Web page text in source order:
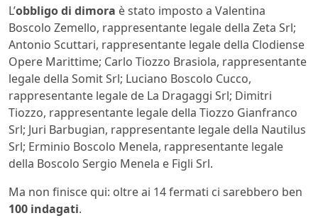
L’obbligo di dimora è stato imposto a Valentina
Boscolo Zemello, rappresentante legale della Zeta Srl;
Antonio Scuttari, rappresentante legale della Clodiense
Opere Marittime; Carlo Tiozzo Brasiola, rappresentante
legale della Somit Srl; Luciano Boscolo Cucco,
rappresentante legale de La Dragaggi Srl; Dimitri
Tiozzo, rappresentante legale della Tiozzo Gianfranco
Srl; Juri Barbugian, rappresentante legale della Nautilus
Srl; Erminio Boscolo Menela, rappresentante legale
della Boscolo Sergio Menela e Figli Srl.
Ma non finisce qui: oltre ai 14 fermati ci sarebbero ben
100 indagati.